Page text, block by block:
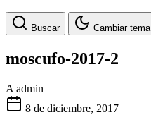
Buscar Cambiar tema
moscufo-2017-2
A admin
8 de diciembre, 2017